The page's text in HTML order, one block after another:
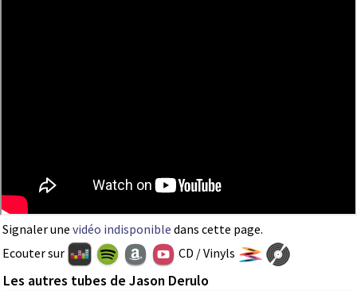
Signaler une vidéo indisponible dans cette page.
Ecouter sur
CD / Vinyls
Les autres tubes de Jason Derulo